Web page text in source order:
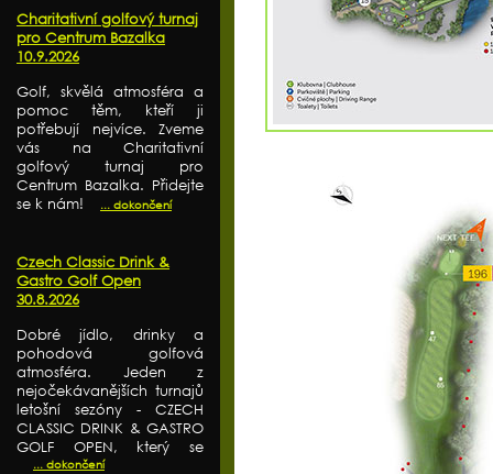
Charitativní golfový turnaj
pro Centrum Bazalka
10.9.2026
Golf, skvělá atmosféra a
pomoc těm, kteří ji
potřebují nejvíce. Zveme
vás na Charitativní
golfový turnaj pro
Centrum Bazalka. Přidejte
se k nám!
... dokončení
Czech Classic Drink &
Gastro Golf Open
30.8.2026
Dobré jídlo, drinky a
pohodová golfová
atmosféra. Jeden z
nejočekávanějších turnajů
letošní sezóny - CZECH
CLASSIC DRINK & GASTRO
GOLF OPEN, který se
... dokončení